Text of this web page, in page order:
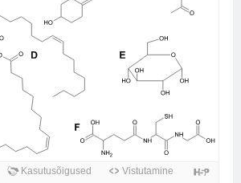
Kasutusõigused
Vistutamine